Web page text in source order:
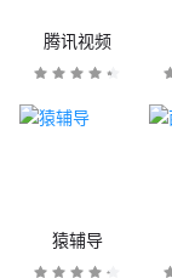
腾讯视频
猿辅导